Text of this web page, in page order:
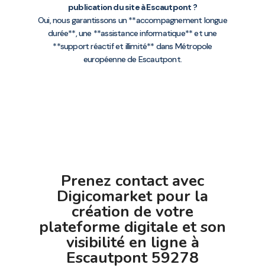
publication du site à Escautpont ?
Oui, nous garantissons un **accompagnement longue
durée**, une **assistance informatique** et une
**support réactif et illimité** dans Métropole
européenne de Escautpont.
Prenez contact avec
Digicomarket pour la
création de votre
plateforme digitale et son
visibilité en ligne à
Escautpont 59278